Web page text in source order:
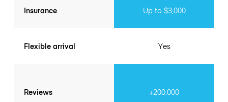
Insurance
Flexible arrival
Reviews
Up to $3,000
Yes
+200.000